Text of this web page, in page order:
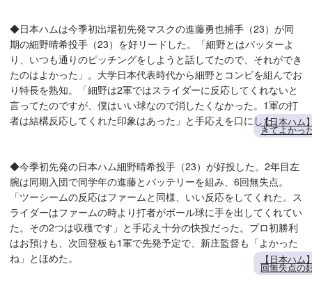
◆日本ハムは今季初出場初先発マスクの進藤勇也捕手（23）が同
期の細野晴希投手（23）を好リードした。「細野とはバッターよ
り、いつも通りのピッチングをしようと話してたので、それができ
たのはよかった」。大学日本代表時代から細野とコンビを組んでお
り特長を熟知。「細野は2軍ではスライダーに反応してくれないと
言ってたのですが、僕はいい球なので消したくなかった。1軍の打
者は結構反応してくれた印象はあった」と手応えを口にした。【日本ハム
きてよかっ
◆今季初先発の日本ハム細野晴希投手（23）が好投した。2年目左
腕は同期入団で同学年の進藤とバッテリーを組み、6回無失点。
「ツーシームの反応はファームと同様、いい反応をしてくれた。ス
ライダーはファームの時より打者がボール球に手を出してくれてい
た。その2つは収穫です」と手応え十分の快投だった。プロ初勝利
はお預けも、次回登板も1軍で先発予定で、新庄監督も「よかった
ね」とほめた。
【日本ハ
回無失点の